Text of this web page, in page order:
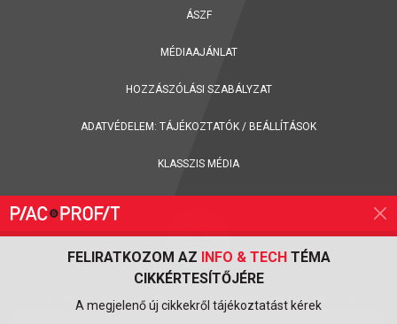
FELIRATKOZOM AZ INFO & TECHTÉMA
CIKKÉRTESÍTŐJÉRE
A megjelenő új cikkekről tájékoztatást kérek
ÁSZF
MÉDIAAJÁNLAT
HOZZÁSZÓLÁSI SZABÁLYZAT
ADATVÉDELEM: TÁJÉKOZTATÓK / BEÁLLÍTÁSOK
KLASSZIS MÉDIA
FELIRATKOZÁS A PIAC & PROFIT ONLINE MAGAZIN HÍRLEVELÉRE